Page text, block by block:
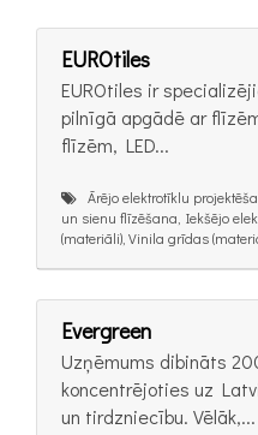
EUROtiles
EUROtiles ir
pilnīgā apgādē ar
flīzēm, LED...
Ārējo elektrotīklu
un sienu flīzēšana, Iekšējo
(materiāli), Vinila grīdas
Evergreen
Uzņēmums dibināts
koncentrējoties uz
un tirdzniecību. Vēlāk,...